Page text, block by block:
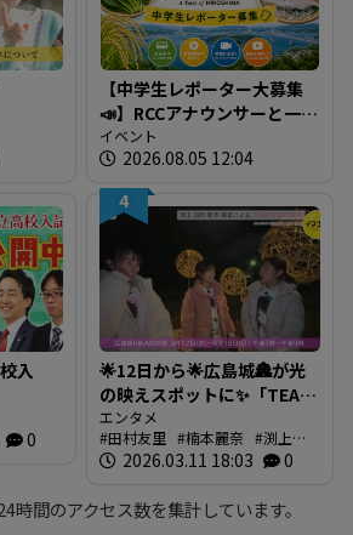
【中学生レポーター大募集
📣】RCCアナウンサーと一緒
に「広島の食」の現場を取
材しよう！
イベント
2026.08.05 12:04
入
0
4
🌟12日から🌟広島城🏯が光
の映えスポットに✨「TEAM
SHIRO」始動
❗【BUTSUBUTSU2】
エンタメ
田村友里
楠本麗奈
渕上沙
紀
新本穂乃佳 イマナマ
2026.03.11 18:03 0
時間のアクセス数を集計しています。